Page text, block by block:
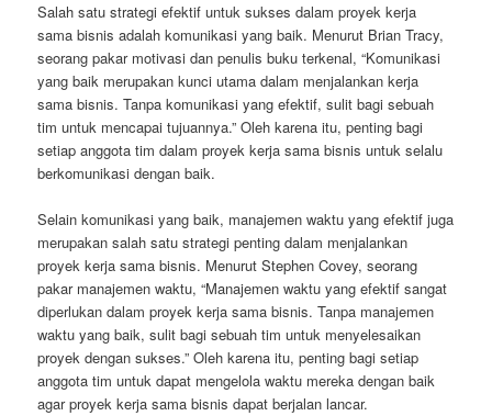
Salah satu strategi efektif untuk sukses dalam proyek kerja
sama bisnis adalah komunikasi yang baik. Menurut Brian Tracy,
seorang pakar motivasi dan penulis buku terkenal, “Komunikasi
yang baik merupakan kunci utama dalam menjalankan kerja
sama bisnis. Tanpa komunikasi yang efektif, sulit bagi sebuah
tim untuk mencapai tujuannya.” Oleh karena itu, penting bagi
setiap anggota tim dalam proyek kerja sama bisnis untuk selalu
berkomunikasi dengan baik.
Selain komunikasi yang baik, manajemen waktu yang efektif juga
merupakan salah satu strategi penting dalam menjalankan
proyek kerja sama bisnis. Menurut Stephen Covey, seorang
pakar manajemen waktu, “Manajemen waktu yang efektif sangat
diperlukan dalam proyek kerja sama bisnis. Tanpa manajemen
waktu yang baik, sulit bagi sebuah tim untuk menyelesaikan
proyek dengan sukses.” Oleh karena itu, penting bagi setiap
anggota tim untuk dapat mengelola waktu mereka dengan baik
agar proyek kerja sama bisnis dapat berjalan lancar.